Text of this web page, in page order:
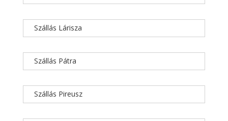
Szállás Lárisza
Szállás Pátra
Szállás Pireusz